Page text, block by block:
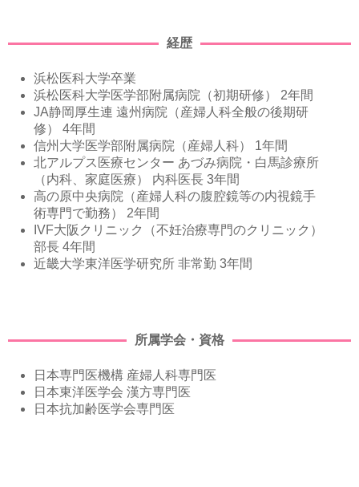
経歴
浜松医科大学卒業
浜松医科大学医学部附属病院（初期研修） 2年間
JA静岡厚生連 遠州病院（産婦人科全般の後期研
修） 4年間
信州大学医学部附属病院（産婦人科） 1年間
北アルプス医療センター あづみ病院・白馬診療所
（内科、家庭医療） 内科医長 3年間
高の原中央病院（産婦人科の腹腔鏡等の内視鏡手
術専門で勤務） 2年間
IVF大阪クリニック（不妊治療専門のクリニック）
部長 4年間
近畿大学東洋医学研究所 非常勤 3年間
所属学会・資格
日本専門医機構 産婦人科専門医
日本東洋医学会 漢方専門医
日本抗加齢医学会専門医